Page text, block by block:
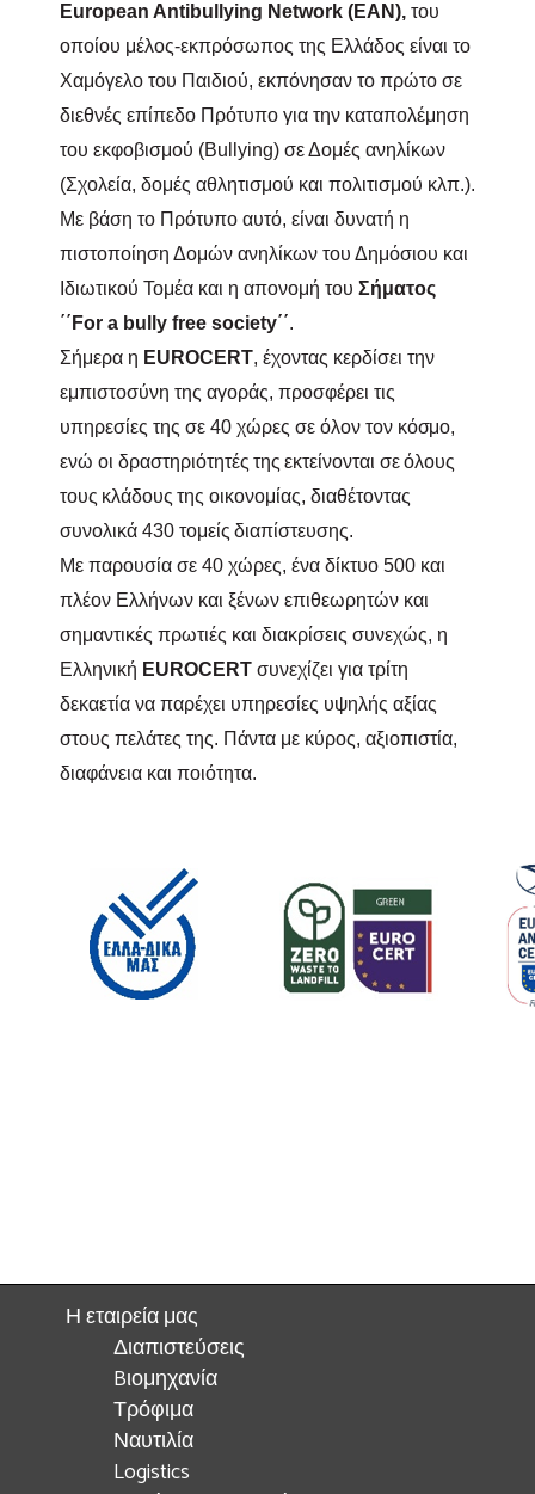
European Antibullying Network (EAN), του
οποίου μέλος-εκπρόσωπος της Ελλάδος είναι το
Χαμόγελο του Παιδιού, εκπόνησαν το πρώτο σε
διεθνές επίπεδο Πρότυπο για την καταπολέμηση
του εκφοβισμού (Bullying) σε Δομές ανηλίκων
(Σχολεία, δομές αθλητισμού και πολιτισμού κλπ.).
Με βάση το Πρότυπο αυτό, είναι δυνατή η
πιστοποίηση Δομών ανηλίκων του Δημόσιου και
Ιδιωτικού Τομέα και η απονομή του Σήματος
΄΄ For a bully free society΄΄.
Σήμερα η ΕUROCERT, έχοντας κερδίσει την
εμπιστοσύνη της αγοράς, προσφέρει τις
υπηρεσίες της σε 40 χώρες σε όλον τον κόσμο,
ενώ οι δραστηριότητές της εκτείνονται σε όλους
τους κλάδους της οικονομίας, διαθέτοντας
συνολικά 430 τομείς διαπίστευσης.
Με παρουσία σε 40 χώρες, ένα δίκτυο 500 και
πλέον Ελλήνων και ξένων επιθεωρητών και
σημαντικές πρωτιές και διακρίσεις συνεχώς, η
Ελληνική EUROCERT συνεχίζει για τρίτη
δεκαετία να παρέχει υπηρεσίες υψηλής αξίας
στους πελάτες της. Πάντα με κύρος, αξιοπιστία,
διαφάνεια και ποιότητα.
Η εταιρεία μας
Διαπιστεύσεις
Bιομηχανία
Τρόφιμα
Ναυτιλία
Logistics